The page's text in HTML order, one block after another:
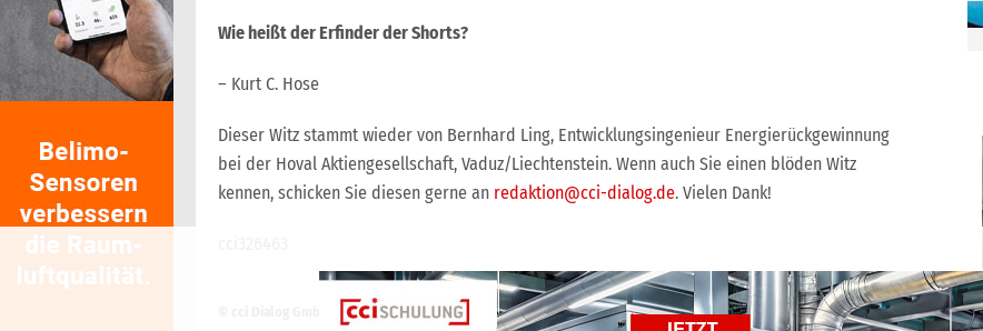
Wie heißt der Erfinder der Shorts?
– Kurt C. Hose
Dieser Witz stammt wieder von Bernhard Ling, Entwicklungsingenieur Energierückgewinnung
bei der Hoval Aktiengesellschaft, Vaduz/Liechtenstein. Wenn auch Sie einen blöden Witz
kennen, schicken Sie diesen gerne an redaktion@cci-dialog.de. Vielen Dank!